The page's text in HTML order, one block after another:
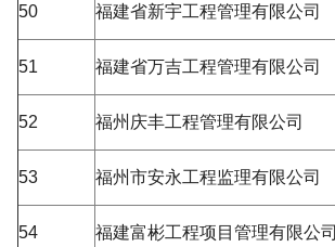
50 福建省新宇工程管理有限公司
51 福建省万吉工程管理有限公司
52 福州庆丰工程管理有限公司
53 福州市安永工程监理有限公司
54 福建富彬工程项目管理有限公司